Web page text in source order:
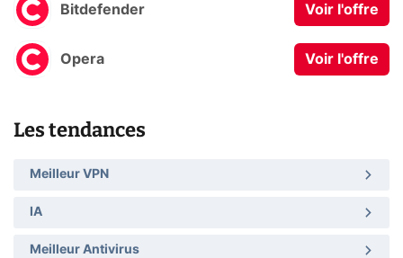
Bitdefender Voir l'offre
Opera Voir l'offre
Les tendances
Meilleur VPN
IA
Meilleur Antivirus